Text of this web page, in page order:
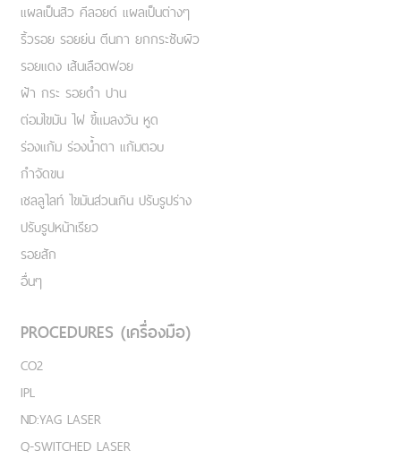
แผลเป็นสิว คีลอยด์ แผลเป็นต่างๆ
ริ้วรอย รอยย่น ตีนกา ยกกระชับผิว
รอยแดง เส้นเลือดฟอย
ฝ้า กระ รอยดำ ปาน
ต่อมไขมัน ไฝ ขี้แมลงวัน หูด
ร่องแก้ม ร่องน้ำตา แก้มตอบ
กำจัดขน
เชลลูไลท์ ไขมันส่วนเกิน ปรับรูปร่าง
ปรับรูปหน้าเรียว
รอยสัก
อื่นๆ
PROCEDURES (เครื่องมือ)
CO2
IPL
ND:YAG LASER
Q-SWITCHED LASER